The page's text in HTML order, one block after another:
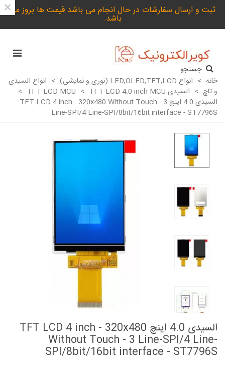
ثبت و ارسال سفارشات در حال انجام می باشد.قیمت ها بروز می
باشد.
×
جستجو
خانه > انواع LED,OLED,TFT,LCD (نوری و نمایشی) > انواع السیدی
و تاچ > السیدی TFT LCD MCU > TFT LCD 4.0 inch MCU
>
السیدی 4.0 اینچ TFT LCD 4 inch - 320x480 Without Touch - 3
Line-SPI/4 Line-SPI/8bit/16bit interface - ST7796S
السیدی 4.0 اینچ TFT LCD 4 inch - 320x480
Without Touch - 3 Line-SPI/4 Line-
SPI/8bit/16bit interface - ST7796S